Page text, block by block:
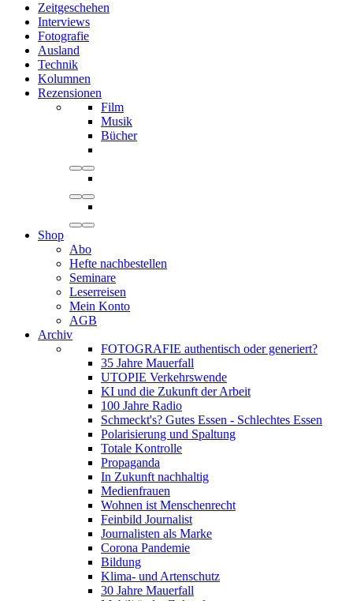
Zeitgeschehen
Interviews
Fotografie
Ausland
Technik
Kolumnen
Rezensionen
Film
Musik
Bücher
Shop
Abo
Hefte nachbestellen
Seminare
Leserreisen
Mein Konto
AGB
Archiv
FOTOGRAFIE authentisch oder generiert?
35 Jahre Mauerfall
UTOPIE Verkehrswende
KI und die Zukunft der Arbeit
100 Jahre Radio
Schmeckt's? Gutes Essen - Schlechtes Essen
Polarisierung und Spaltung
Totale Kontrolle
Propaganda
In Zukunft nachhaltig
Medienfrauen
Wohnen ist Menschenrecht
Feinbild Journalist
Journalisten als Marke
Corona Pandemie
Bildung
Klima- und Artenschutz
30 Jahre Mauerfall